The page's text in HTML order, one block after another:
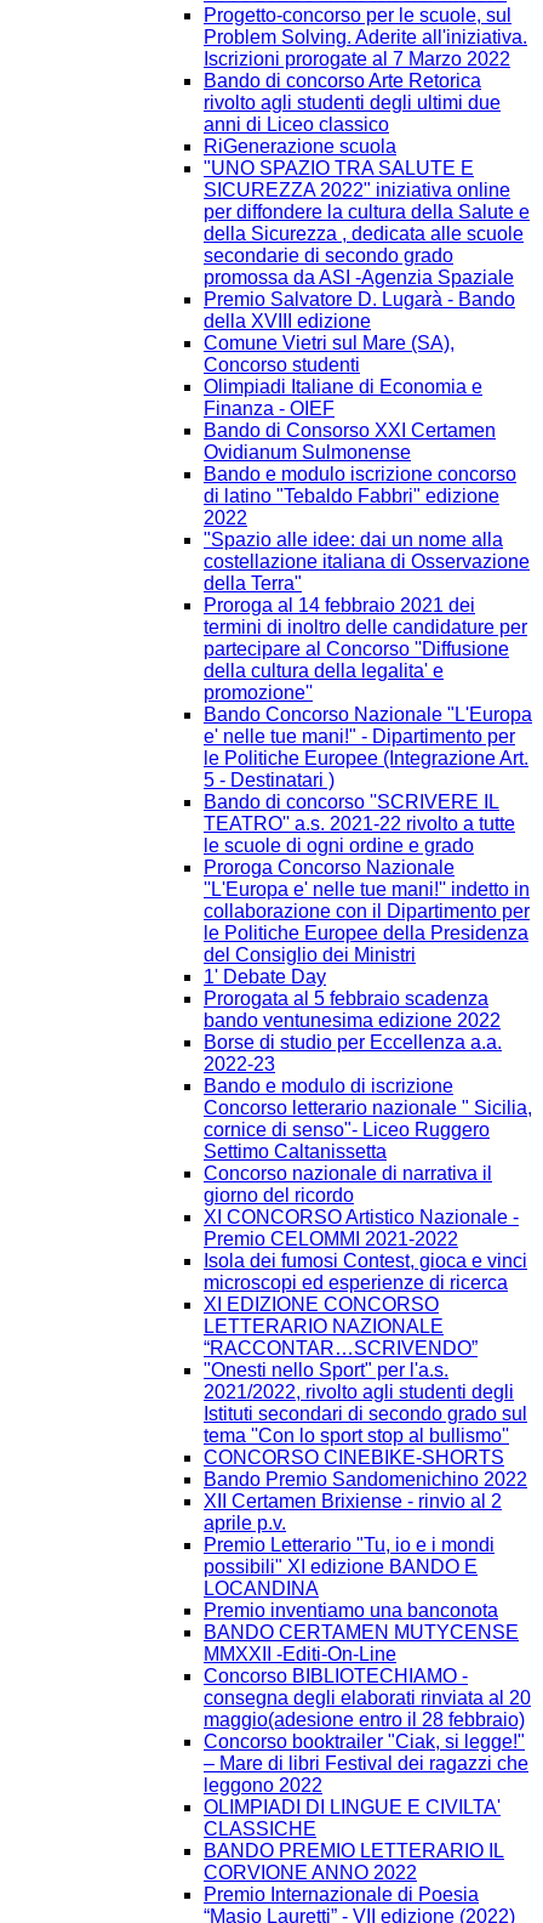
Progetto-concorso per le scuole, sul
Problem Solving. Aderite all'iniziativa.
Iscrizioni prorogate al 7 Marzo 2022
Bando di concorso Arte Retorica
rivolto agli studenti degli ultimi due
anni di Liceo classico
RiGenerazione scuola
"UNO SPAZIO TRA SALUTE E
SICUREZZA 2022" iniziativa online
per diffondere la cultura della Salute e
della Sicurezza , dedicata alle scuole
secondarie di secondo grado
promossa da ASI -Agenzia Spaziale
Premio Salvatore D. Lugarà - Bando
della XVIII edizione
Comune Vietri sul Mare (SA),
Concorso studenti
Olimpiadi Italiane di Economia e
Finanza - OIEF
Bando di Consorso XXI Certamen
Ovidianum Sulmonense
Bando e modulo iscrizione concorso
di latino "Tebaldo Fabbri" edizione
2022
"Spazio alle idee: dai un nome alla
costellazione italiana di Osservazione
della Terra"
Proroga al 14 febbraio 2021 dei
termini di inoltro delle candidature per
partecipare al Concorso ''Diffusione
della cultura della legalita' e
promozione''
Bando Concorso Nazionale "L'Europa
e' nelle tue mani!" - Dipartimento per
le Politiche Europee (Integrazione Art.
5 - Destinatari )
Bando di concorso ''SCRIVERE IL
TEATRO'' a.s. 2021-22 rivolto a tutte
le scuole di ogni ordine e grado
Proroga Concorso Nazionale
''L'Europa e' nelle tue mani!'' indetto in
collaborazione con il Dipartimento per
le Politiche Europee della Presidenza
del Consiglio dei Ministri
1' Debate Day
Prorogata al 5 febbraio scadenza
bando ventunesima edizione 2022
Borse di studio per Eccellenza a.a.
2022-23
Bando e modulo di iscrizione
Concorso letterario nazionale " Sicilia,
cornice di senso"- Liceo Ruggero
Settimo Caltanissetta
Concorso nazionale di narrativa il
giorno del ricordo
XI CONCORSO Artistico Nazionale -
Premio CELOMMI 2021-2022
Isola dei fumosi Contest, gioca e vinci
microscopi ed esperienze di ricerca
XI EDIZIONE CONCORSO
LETTERARIO NAZIONALE
“RACCONTAR…SCRIVENDO”
"Onesti nello Sport" per l'a.s.
2021/2022, rivolto agli studenti degli
Istituti secondari di secondo grado sul
tema ''Con lo sport stop al bullismo''
CONCORSO CINEBIKE-SHORTS
Bando Premio Sandomenichino 2022
XII Certamen Brixiense - rinvio al 2
aprile p.v.
Premio Letterario "Tu, io e i mondi
possibili" XI edizione BANDO E
LOCANDINA
Premio inventiamo una banconota
BANDO CERTAMEN MUTYCENSE
MMXXII -Editi-On-Line
Concorso BIBLIOTECHIAMO -
consegna degli elaborati rinviata al 20
maggio(adesione entro il 28 febbraio)
Concorso booktrailer "Ciak, si legge!"
– Mare di libri Festival dei ragazzi che
leggono 2022
OLIMPIADI DI LINGUE E CIVILTA'
CLASSICHE
BANDO PREMIO LETTERARIO IL
CORVIONE ANNO 2022
Premio Internazionale di Poesia
“Masio Lauretti” - VII edizione (2022)